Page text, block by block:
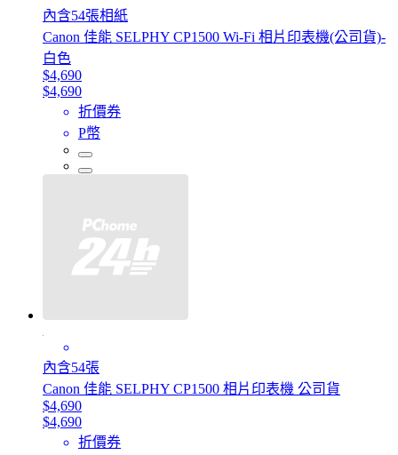
內含54張相紙
Canon 佳能 SELPHY CP1500 Wi-Fi 相片印表機(公司貨)-
白色
$4,690
$4,690
折價券
P幣
內含54張
Canon 佳能 SELPHY CP1500 相片印表機 公司貨
$4,690
$4,690
折價券